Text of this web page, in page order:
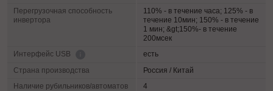
Перегрузочная способность
инвертора
110% - в течение часа; 125% - в
течение 10мин; 150% - в течение
1 мин; &gt;150%- в течение
200мсек
Интерфейс USB
есть
Страна производства
Россия / Китай
Наличие рубильников/автоматов
4